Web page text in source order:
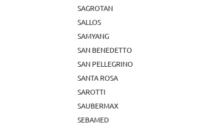
SAGROTAN
SALLOS
SAMYANG
SAN BENEDETTO
SAN PELLEGRINO
SANTA ROSA
SAROTTI
SAUBERMAX
SEBAMED